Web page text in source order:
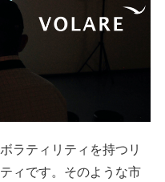
ラティリティを持つリ
ィです。そのような市